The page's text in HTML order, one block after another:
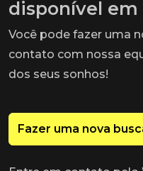
disponível em
Você pode fazer uma
contato com nossa
dos seus sonhos!
Fazer uma nova